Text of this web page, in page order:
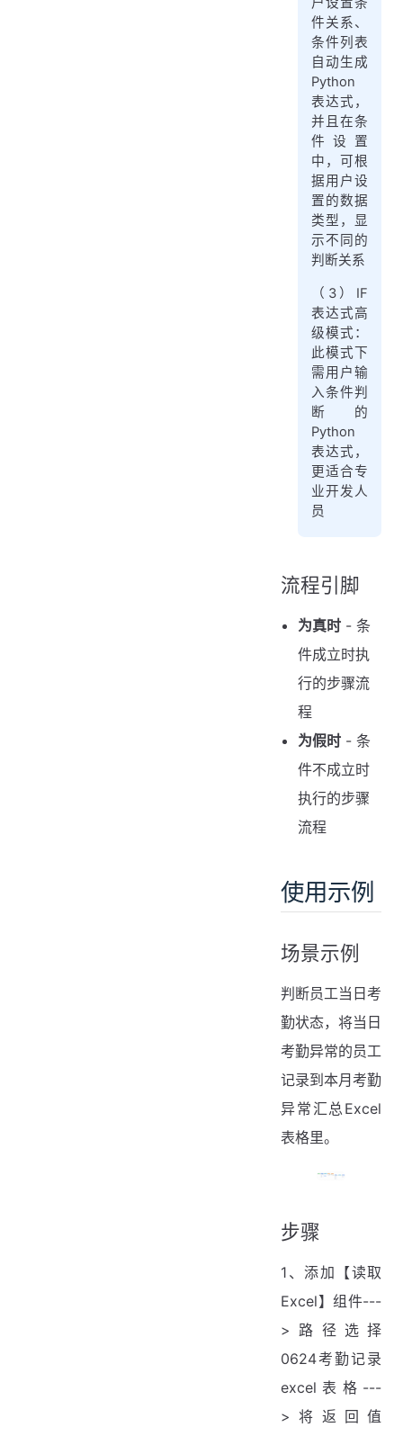
件关系、
条件列表
自动生成
Python
表达式，
并且在条
件设置
中，可根
据用户设
置的数据
类型，显
示不同的
判断关系
（3）IF
表达式高
级模式：
此模式下
需用户输
入条件判
断的
Python
表达式，
更适合专
业开发人
员
流程引脚
为真时 - 条
件成立时执
行的步骤流
程
为假时 - 条
件不成立时
执行的步骤
流程
使用示例
场景示例
判断员工当日考
勤状态，将当日
考勤异常的员工
记录到本月考勤
异常汇总Excel
表格里。
步骤
1、添加【读取
Excel】组件---
>路径选择
0624考勤记录
excel表格---
>将返回值